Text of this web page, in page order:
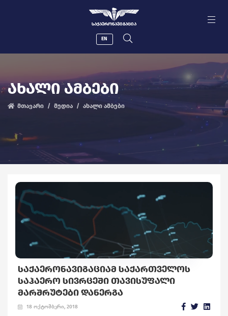
ᲡᲐᲥᲐᲔᲠᲝᲜᲐᲕᲘᲒᲐᲪᲘᲐ
EN
ᲐᲮᲐᲚᲘ ᲐᲛᲑᲔᲑᲘ
მთავარი მედია ახალი ამბები
ᲡᲐᲥᲐᲔᲠᲝᲜᲐᲕᲘᲒᲐᲪᲘᲐᲛ ᲡᲐᲥᲐᲠᲗᲕᲔᲚᲝᲡ
ᲡᲐᲰᲐᲔᲠᲝ ᲡᲘᲕᲠᲪᲔᲨᲘ ᲗᲐᲕᲘᲡᲣᲤᲐᲚᲘ
ᲛᲐᲠᲨᲠᲣᲢᲔᲑᲘ ᲓᲐᲜᲔᲠᲒᲐ
18 ოქტომბერი, 2018